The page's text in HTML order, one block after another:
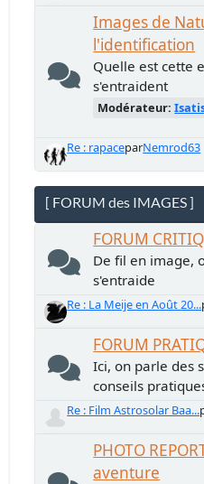
Images de
l'identification
Quelle est cette
s'entraident
Modérateur:
Re : rapaceparNemrod63
[ FORUM des IMAGES ]
FORUM
De fil en image,
s'entraide
Re : La Meije en Août 20...
FORUM
Ici, on parle des
conseils
Re : Film Astrosolar Baa...
PHOTO
aventure